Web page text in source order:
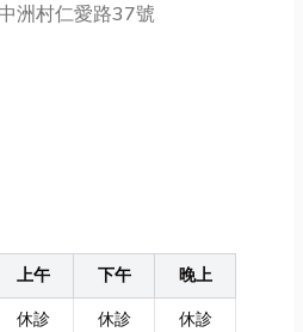
洲村仁愛路37號
上午 下午
晚上
休診 休診
休診